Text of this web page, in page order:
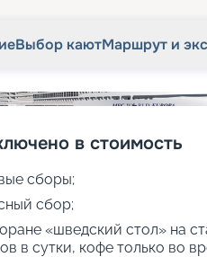
Выбор каютМаршрут и
в стоимость
сборы;
сбор;
«шведский стол» на
в сутки, кофе только во